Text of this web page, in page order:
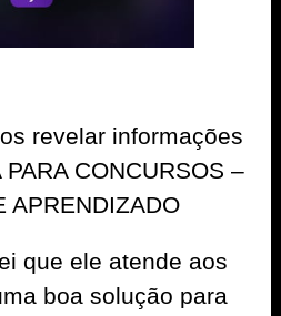
revelar informações
CONCURSOS –
APRENDIZADO
que ele atende aos
boa solução para